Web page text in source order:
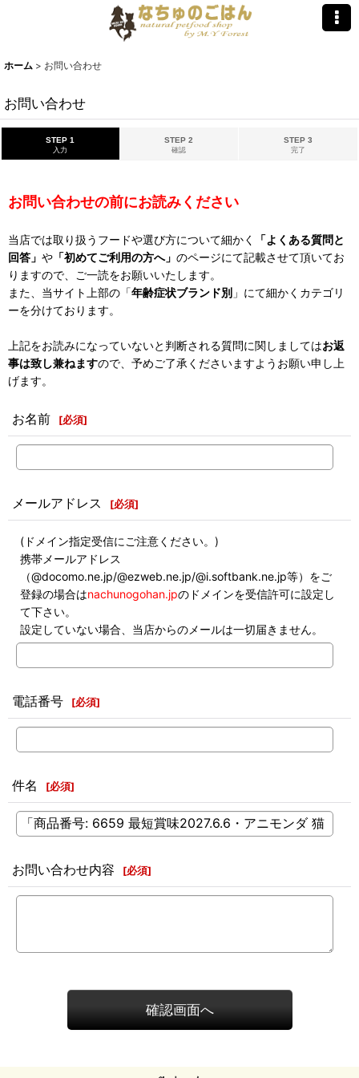
ホーム > お問い合わせ
お問い合わせ
STEP 1
入力
STEP 2
確認
STEP 3
完了
お問い合わせの前にお読みください
当店では取り扱うフードや選び方について細かく
「よくある質問と
回答」 や 「初めてご利用の方へ」 のページにて記載させて頂いてお
りますので、ご一読をお願いいたします。
また、当サイト上部の「年齢症状ブランド別 」にて細かくカテゴリ
ーを分けております。
上記をお読みになっていないと判断される質問に関しましてはお返
事は致し兼ねますので、予めご了承くださいますようお願い申し上
げます。
お名前 [必須]
メールアドレス [必須]
(ドメイン指定受信にご注意ください。)
携帯メールアドレス
（@docomo.ne.jp/@ezweb.ne.jp/@i.softbank.ne.jp等）をご
登録の場合はnachunogohan.jpのドメインを受信許可に設定し
て下さい。
設定していない場合、当店からのメールは一切届きません。
電話番号 [必須]
件名 [必須]
お問い合わせ内容 [必須]
確認画面へ